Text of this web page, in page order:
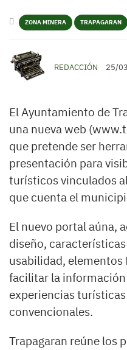
ZONA MINERA TRAPAGARAN
REDACCIÓN 25/
El Ayuntamiento de
una nueva web
que pretende ser
presentación para
turísticos vinculados
que cuenta el
El nuevo portal aúna,
diseño,
usabilidad,
facilitar la
experiencias
convencionales.
Trapagaran reúne los